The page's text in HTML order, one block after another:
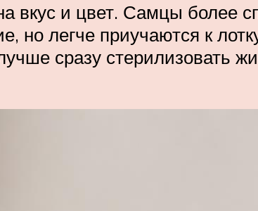
вкус и цвет. Самцы более
но легче приучаются к
сразу стерилизовать